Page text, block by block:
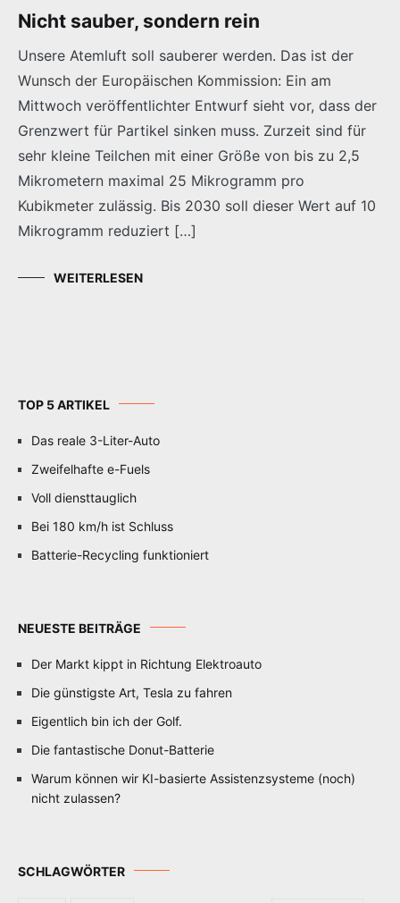
Nicht sauber, sondern rein
Unsere Atemluft soll sauberer werden. Das ist der
Wunsch der Europäischen Kommission: Ein am
Mittwoch veröffentlichter Entwurf sieht vor, dass der
Grenzwert für Partikel sinken muss. Zurzeit sind für
sehr kleine Teilchen mit einer Größe von bis zu 2,5
Mikrometern maximal 25 Mikrogramm pro
Kubikmeter zulässig. Bis 2030 soll dieser Wert auf 10
Mikrogramm reduziert […]
WEITERLESEN
TOP 5 ARTIKEL
Das reale 3-Liter-Auto
Zweifelhafte e-Fuels
Voll diensttauglich
Bei 180 km/h ist Schluss
Batterie-Recycling funktioniert
NEUESTE BEITRÄGE
Der Markt kippt in Richtung Elektroauto
Die günstigste Art, Tesla zu fahren
Eigentlich bin ich der Golf.
Die fantastische Donut-Batterie
Warum können wir KI-basierte Assistenzsysteme (noch)
nicht zulassen?
SCHLAGWÖRTER